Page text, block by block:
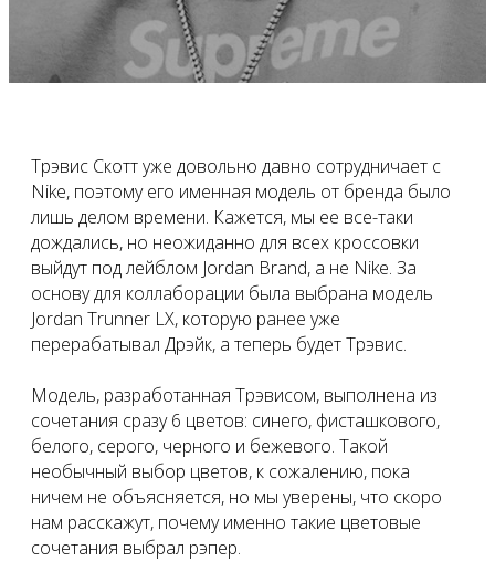
Трэвис Скотт уже довольно давно сотрудничает с
Nike, поэтому его именная модель от бренда было
лишь делом времени. Кажется, мы ее все-таки
дождались, но неожиданно для всех кроссовки
выйдут под лейблом Jordan Brand, а не Nike. За
основу для коллаборации была выбрана модель
Jordan Trunner LX, которую ранее уже
перерабатывал Дрэйк, а теперь будет Трэвис.
Модель, разработанная Трэвисом, выполнена из
сочетания сразу 6 цветов: синего, фисташкового,
белого, серого, черного и бежевого. Такой
необычный выбор цветов, к сожалению, пока
ничем не объясняется, но мы уверены, что скоро
нам расскажут, почему именно такие цветовые
сочетания выбрал рэпер.